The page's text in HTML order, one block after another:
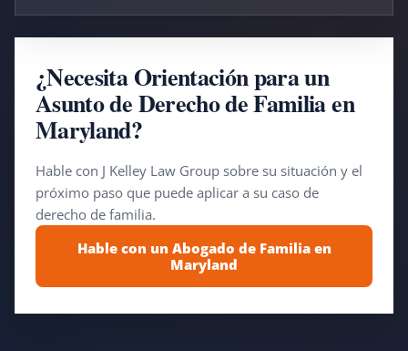
¿Necesita Orientación para un
Asunto de Derecho de Familia en
Maryland?
Hable con J Kelley Law Group sobre su situación y el
próximo paso que puede aplicar a su caso de
derecho de familia.
Hable con un Abogado de Familia en
Maryland